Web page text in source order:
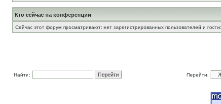
Кто сейчас на конференции
Сейчас этот форум просматривают: нет зарегистрированных пользователей и
Найти: Перейти: